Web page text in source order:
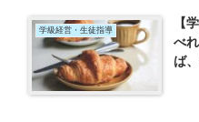
学級経営・生徒指導
【
べ
ば